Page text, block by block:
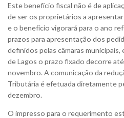
Este benefício fiscal não é de
de ser os proprietários a
e o benefício vigorará para o ano
prazos para apresentação dos
definidos pelas câmaras municipais,
de Lagos o prazo fixado decorre
novembro. A comunicação da
Tributária é efetuada diretamente
dezembro.
O impresso para o requerimento